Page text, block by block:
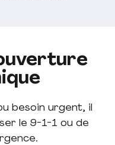
besoin urgent, il
le 9-1-1 ou de